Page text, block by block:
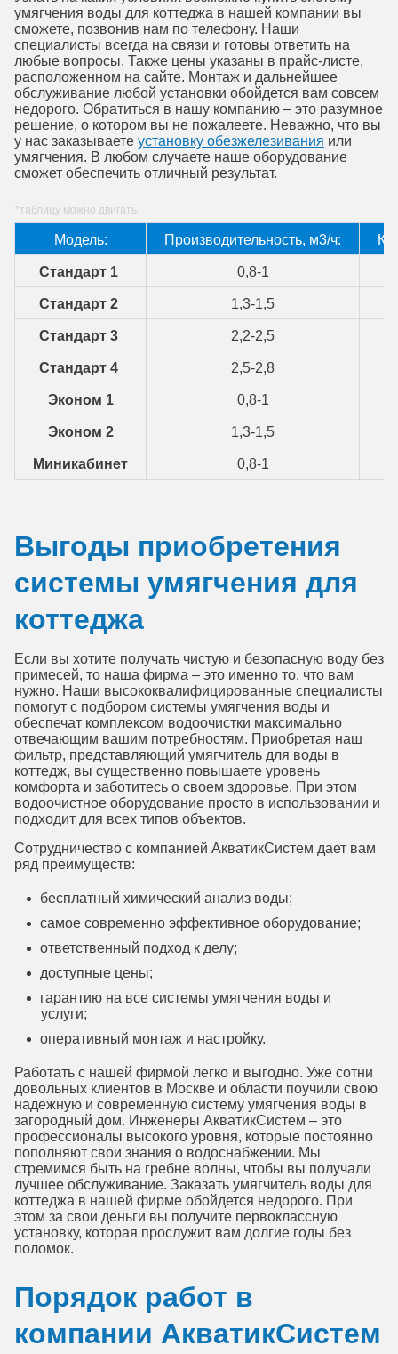
умягчения воды для коттеджа в нашей компании вы
сможете, позвонив нам по телефону. Наши
специалисты всегда на связи и готовы ответить на
любые вопросы. Также цены указаны в прайс-листе,
расположенном на сайте. Монтаж и дальнейшее
обслуживание любой установки обойдется вам совсем
недорого. Обратиться в нашу компанию – это разумное
решение, о котором вы не пожалеете. Неважно, что вы
у нас заказываете установку обезжелезивания или
умягчения. В любом случаете наше оборудование
сможет обеспечить отличный результат.
Модель: Производительность, м3/ч:
Стандарт 1 0,8-1
Стандарт 2 1,3-1,5
Стандарт 3 2,2-2,5
Стандарт 4 2,5-2,8
Эконом 1 0,8-1
Эконом 2 1,3-1,5
Миникабинет 0,8-1
Выгоды приобретения
системы умягчения для
коттеджа
Если вы хотите получать чистую и безопасную воду без
примесей, то наша фирма – это именно то, что вам
нужно. Наши высококвалифицированные специалисты
помогут с подбором системы умягчения воды и
обеспечат комплексом водоочистки максимально
отвечающим вашим потребностям. Приобретая наш
фильтр, представляющий умягчитель для воды в
коттедж, вы существенно повышаете уровень
комфорта и заботитесь о своем здоровье. При этом
водоочистное оборудование просто в использовании и
подходит для всех типов объектов.
Сотрудничество с компанией АкватикСистем дает вам
ряд преимуществ:
бесплатный химический анализ воды;
самое современно эффективное оборудование;
ответственный подход к делу;
доступные цены;
гарантию на все системы умягчения воды и
услуги;
оперативный монтаж и настройку.
Работать с нашей фирмой легко и выгодно. Уже сотни
довольных клиентов в Москве и области поучили свою
надежную и современную систему умягчения воды в
загородный дом. Инженеры АкватикСистем – это
профессионалы высокого уровня, которые постоянно
пополняют свои знания о водоснабжении. Мы
стремимся быть на гребне волны, чтобы вы получали
лучшее обслуживание. Заказать умягчитель воды для
коттеджа в нашей фирме обойдется недорого. При
этом за свои деньги вы получите первоклассную
установку, которая прослужит вам долгие годы без
поломок.
Порядок работ в
компании АкватикСистем